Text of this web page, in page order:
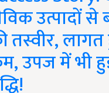
उत्पादों
तस्वीर,
उपज में भी